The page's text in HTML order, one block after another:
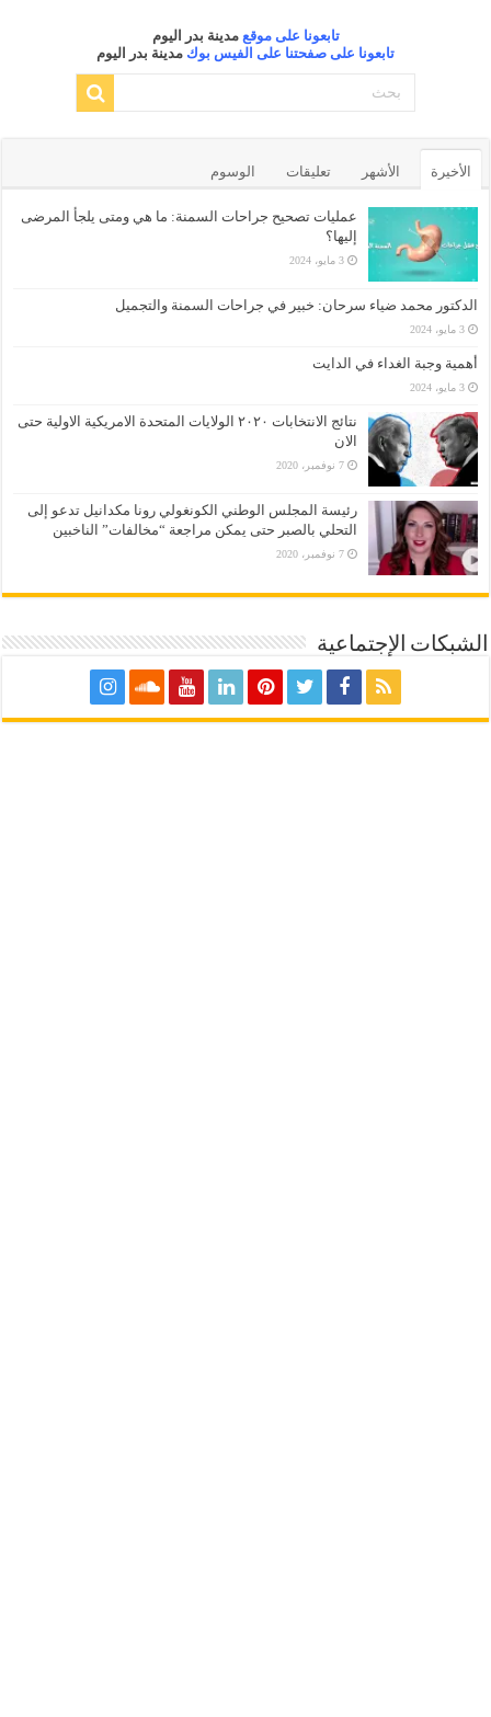
تابعونا على موقع مدينة بدر اليوم
تابعونا على صفحتنا على الفيس بوك مدينة بدر اليوم
الأخيرة الأشهر تعليقات الوسوم
عمليات تصحيح جراحات السمنة: ما هي ومتى يلجأ المرضى
إليها؟
3 مايو، 2024
الدكتور محمد ضياء سرحان: خبير في جراحات السمنة والتجميل
3 مايو، 2024
أهمية وجبة الغداء في الدايت
3 مايو، 2024
نتائج الانتخابات ٢٠٢٠ الولايات المتحدة الامريكية الاولية حتى
الان
7 نوفمبر، 2020
رئيسة المجلس الوطني الكونغولي رونا مكدانيل تدعو إلى
التحلي بالصبر حتى يمكن مراجعة “مخالفات” الناخبين
7 نوفمبر، 2020
الشبكات الإجتماعية